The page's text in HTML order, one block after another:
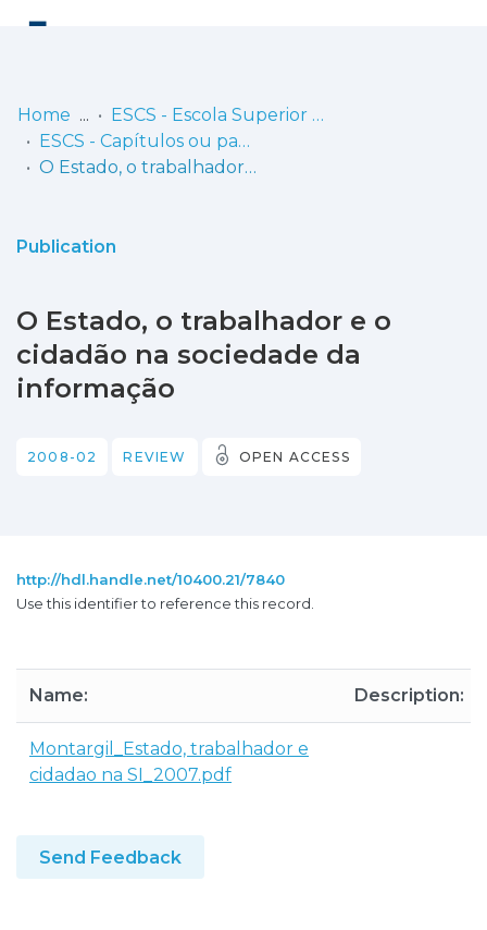
Communities
Statistics
Home
ESCS - Escola Superior de Comunicação Social
ESCS - Capítulos ou partes de livros
O Estado, o trabalhador e o cidadão na sociedade da informação
Publication
O Estado, o trabalhador e o
cidadão na sociedade da
informação
2008-02 REVIEW OPEN ACCESS
http://hdl.handle.net/10400.21/7840
Use this identifier to reference this record.
Name: Description:
Montargil_Estado, trabalhador e
cidadao na SI_2007.pdf
Send Feedback